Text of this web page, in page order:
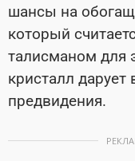
шансы на
который
талисманом для
кристалл дарует
предвидения.